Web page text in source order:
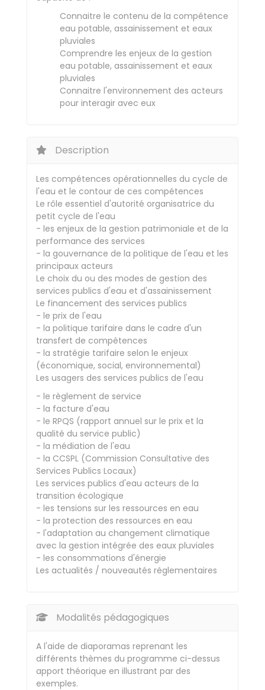
Connaitre le contenu de la compétence
eau potable, assainissement et eaux
pluviales
Comprendre les enjeux de la gestion
eau potable, assainissement et eaux
pluviales
Connaitre l'environnement des acteurs
pour interagir avec eux
Description
Les compétences opérationnelles du cycle de
l'eau et le contour de ces compétences
Le rôle essentiel d'autorité organisatrice du
petit cycle de l'eau
- les enjeux de la gestion patrimoniale et de la
performance des services
- la gouvernance de la politique de l'eau et les
principaux acteurs
Le choix du ou des modes de gestion des
services publics d'eau et d'assainissement
Le financement des services publics
- le prix de l'eau
- la politique tarifaire dans le cadre d'un
transfert de compétences
- la stratégie tarifaire selon le enjeux
(économique, social, environnemental)
Les usagers des services publics de l'eau
- le règlement de service
- la facture d'eau
- le RPQS (rapport annuel sur le prix et la
qualité du service public)
- la médiation de l'eau
- la CCSPL (Commission Consultative des
Services Publics Locaux)
Les services publics d'eau acteurs de la
transition écologique
- les tensions sur les ressources en eau
- la protection des ressources en eau
- l'adaptation au changement climatique
avec la gestion intégrée des eaux pluviales
- les consommations d'énergie
Les actualités / nouveautés réglementaires
Modalités pédagogiques
A l'aide de diaporamas reprenant les
différents thèmes du programme ci-dessus
apport théorique en illustrant par des
exemples.